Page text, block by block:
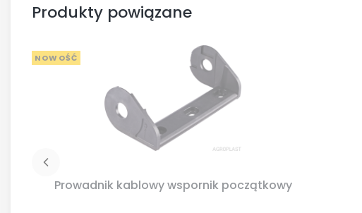
Produkty powiązane
NOWOŚĆ
Prowadnik kablowy wspornik początkowy